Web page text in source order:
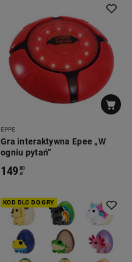
EPPE
Gra interaktywna Epee „W
ogniu pytań”
149 00
zł
KOD DLC DO GRY